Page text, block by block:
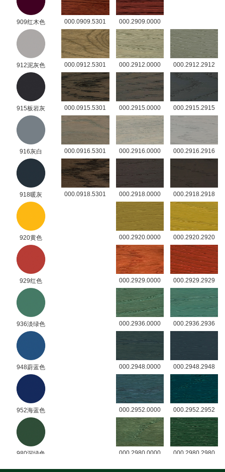
909红木色 000.0909.5301 000.2909.0000
912泥灰色 000.0912.5301 000.2912.0000 000.2912.2912
915板岩灰 000.0915.5301 000.2915.0000 000.2915.2915
916灰白 000.0916.5301 000.2916.0000 000.2916.2916
918暖灰 000.0918.5301 000.2918.0000 000.2918.2918
920黄色 000.2920.0000 000.2920.2920
929红色 000.2929.0000 000.2929.2929
936淡绿色 000.2936.0000 000.2936.2936
948蔚蓝色 000.2948.0000 000.2948.2948
952海蓝色 000.2952.0000 000.2952.2952
980深绿色 000.2980.0000 000.2980.2980